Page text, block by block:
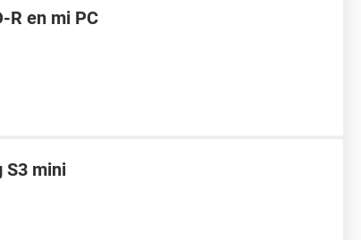
R en mi PC
S3 mini